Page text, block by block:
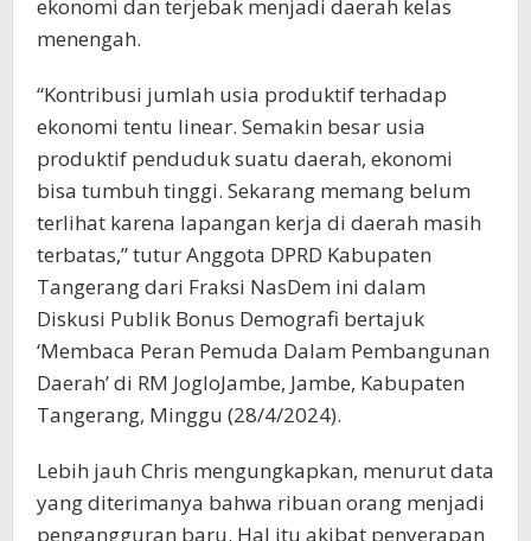
ekonomi dan terjebak menjadi daerah kelas
menengah.
“Kontribusi jumlah usia produktif terhadap
ekonomi tentu linear. Semakin besar usia
produktif penduduk suatu daerah, ekonomi
bisa tumbuh tinggi. Sekarang memang belum
terlihat karena lapangan kerja di daerah masih
terbatas,” tutur Anggota DPRD Kabupaten
Tangerang dari Fraksi NasDem ini dalam
Diskusi Publik Bonus Demografi bertajuk
‘Membaca Peran Pemuda Dalam Pembangunan
Daerah’ di RM JogloJambe, Jambe, Kabupaten
Tangerang, Minggu (28/4/2024).
Lebih jauh Chris mengungkapkan, menurut data
yang diterimanya bahwa ribuan orang menjadi
pengangguran baru. Hal itu akibat penyerapan